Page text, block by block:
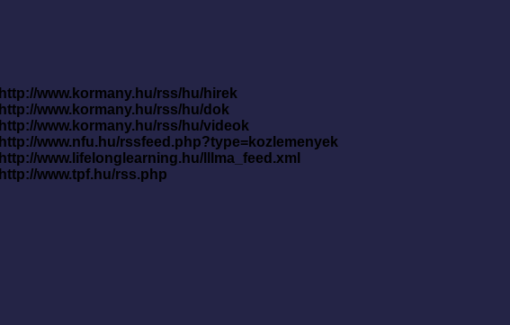
http://www.kormany.hu/rss/hu/hirek
http://www.kormany.hu/rss/hu/dok
http://www.kormany.hu/rss/hu/videok
http://www.nfu.hu/rssfeed.php?type=kozlemenyek
http://www.lifelonglearning.hu/lllma_feed.xml
http://www.tpf.hu/rss.php